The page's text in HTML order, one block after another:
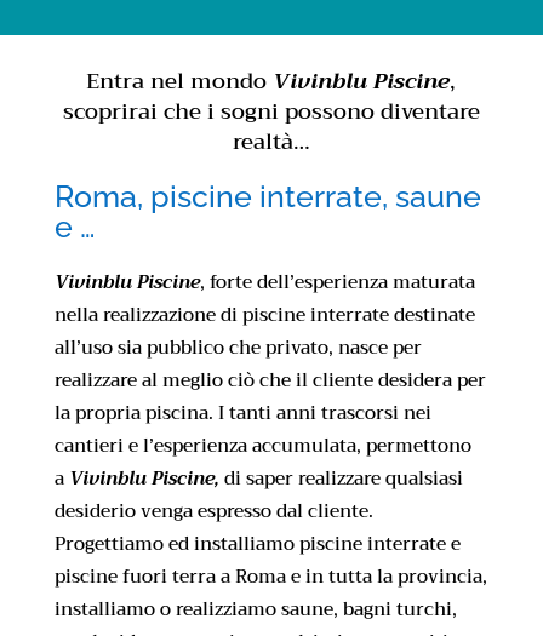
Entra nel mondo Vivinblu Piscine,
scoprirai che i sogni possono diventare
realtà…
Roma, piscine interrate, saune
e …
Vivinblu Piscine, forte dell’esperienza maturata
nella realizzazione di piscine interrate destinate
all’uso sia pubblico che privato, nasce per
realizzare al meglio ciò che il cliente desidera per
la propria piscina. I tanti anni trascorsi nei
cantieri e l’esperienza accumulata, permettono
a Vivinblu Piscine,di saper realizzare qualsiasi
desiderio venga espresso dal cliente.
Progettiamo ed installiamo piscine interrate e
piscine fuori terra a Roma e in tutta la provincia,
installiamo o realizziamo saune, bagni turchi,